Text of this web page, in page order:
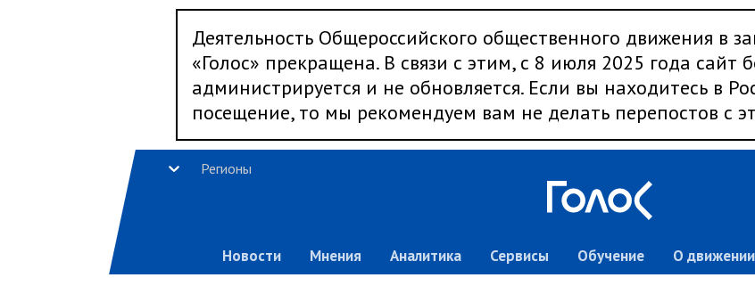
Деятельность Общероссийского общественного движения в
«Голос» прекращена. В связи с этим, с 8 июля 2025 года сайт
администрируется и не обновляется. Если вы находитесь в
посещение, то мы рекомендуем вам не делать перепостов с
Регионы
Новости Мнения Аналитика Сервисы Обучение О движении